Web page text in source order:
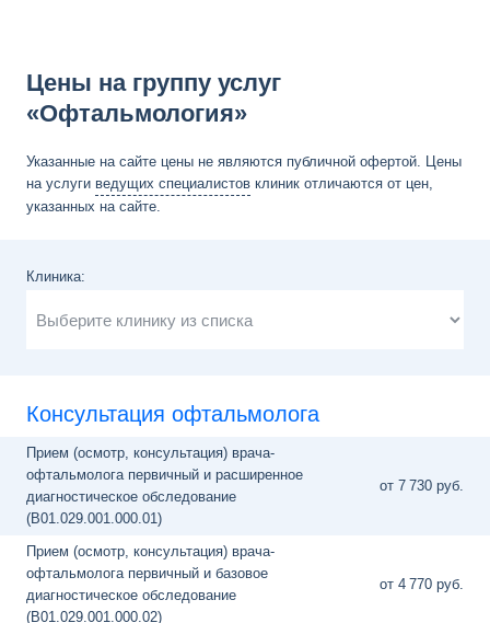
Цены на группу услуг
«Офтальмология»
Указанные на сайте цены не являются публичной офертой. Цены
на услуги ведущих специалистов клиник отличаются от цен,
указанных на сайте.
Клиника:
Консультация офтальмолога
Прием (осмотр, консультация) врача-
офтальмолога первичный и расширенное
диагностическое обследование
(B01.029.001.000.01)
от 7 730 руб.
Прием (осмотр, консультация) врача-
офтальмолога первичный и базовое
диагностическое обследование
(B01.029.001.000.02)
от 4 770 руб.